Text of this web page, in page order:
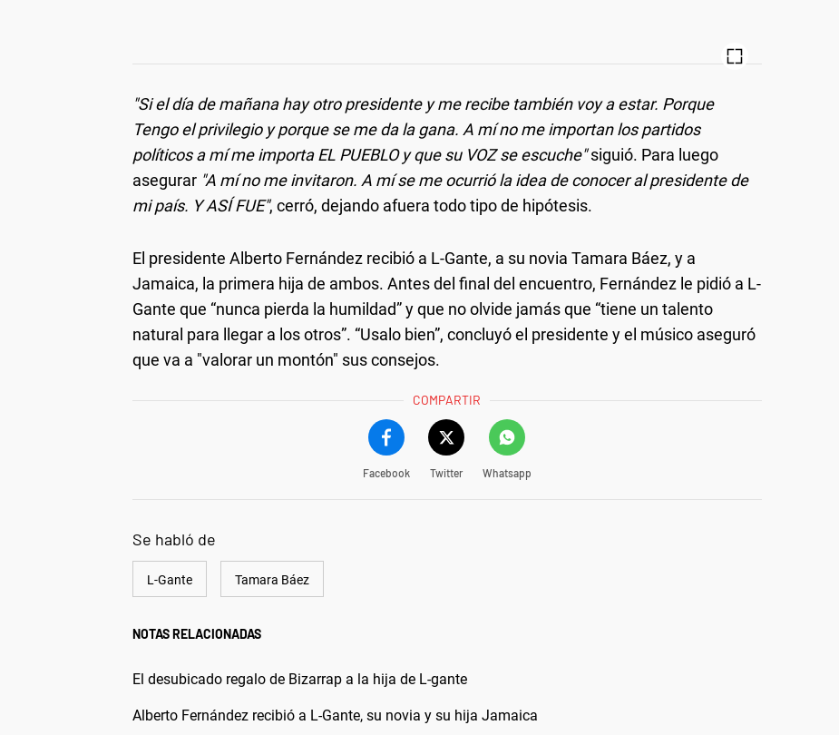
"Si el día de mañana hay otro presidente y me recibe también voy a estar. Porque
Tengo el privilegio y porque se me da la gana. A mí no me importan los partidos
políticos a mí me importa EL PUEBLO y que su VOZ se escuche"siguió. Para luego
asegurar "A mí no me invitaron. A mí se me ocurrió la idea de conocer al presidente de
mi país. Y ASÍ FUE", cerró, dejando afuera todo tipo de hipótesis.
El presidente Alberto Fernández recibió a L-Gante, a su novia Tamara Báez, y a
Jamaica, la primera hija de ambos. Antes del final del encuentro, Fernández le pidió a L-
Gante que “nunca pierda la humildad” y que no olvide jamás que “tiene un talento
natural para llegar a los otros”. “Usalo bien”, concluyó el presidente y el músico aseguró
que va a "valorar un montón" sus consejos.
COMPARTIR
Facebook Twitter Whatsapp
Se habló de
L-Gante Tamara Báez
NOTAS RELACIONADAS
El desubicado regalo de Bizarrap a la hija de L-gante
Alberto Fernández recibió a L-Gante, su novia y su hija Jamaica